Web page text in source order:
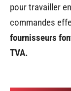
pour travailler
commandes
fournisseurs
TVA.